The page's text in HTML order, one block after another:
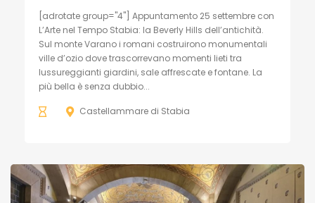
[adrotate group="4"] Appuntamento 25 settembre con
L’Arte nel Tempo Stabia: la Beverly Hills dell’antichità.
Sul monte Varano i romani costruirono monumentali
ville d’ozio dove trascorrevano momenti lieti tra
lussureggianti giardini, sale affrescate e fontane. La
più bella è senza dubbio...
Castellammare di Stabia